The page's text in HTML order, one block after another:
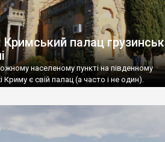
палац
населеному пункті на південному
Криму є свій палац (а часто і не один).